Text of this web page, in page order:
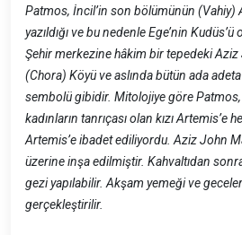
Patmos, İncil’in son bölümünün (Vahiy)
yazıldığı ve bu nedenle Ege’nin
Şehir merkezine hâkim bir tepedeki Aziz
(Chora) Köyü ve aslında bütün ada adeta
sembolü gibidir. Mitolojiye göre Patmos,
kadınların tanrıçası olan kızı
Artemis’e ibadet ediliyordu. Aziz John
üzerine inşa edilmiştir. Kahvaltıdan
gezi yapılabilir. Akşam yemeği ve
gerçekleştirilir.